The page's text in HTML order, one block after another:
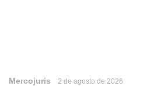
Mercojuris 2 de agosto de 2026